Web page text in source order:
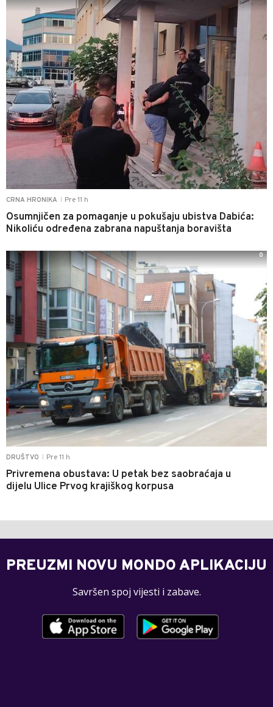
CRNA HRONIKA Pre 11 h
Osumnjičen za pomaganje u pokušaju ubistva Dabića:
Nikoliću određena zabrana napuštanja boravišta
DRUŠTVO Pre 11 h
Privremena obustava: U petak bez saobraćaja u
dijelu Ulice Prvog krajiškog korpusa
0
PREUZMI NOVU MONDO APLIKACIJU
Savršen spoj vijesti i zabave.